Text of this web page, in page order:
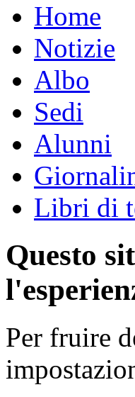
Home
Notizie
Albo
Sedi
Alunni
Libri di
Questo
Per fruire